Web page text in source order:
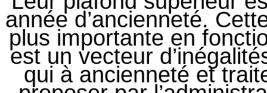
année d’ancienneté.
plus importante en
est un vecteur
qui à ancienneté et